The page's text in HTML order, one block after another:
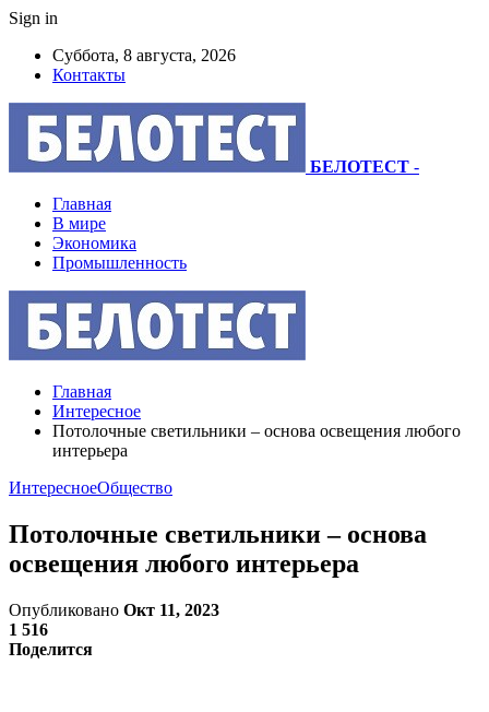
Sign in
Суббота, 8 августа, 2026
Контакты
БЕЛОТЕСТ -
Главная
В мире
Экономика
Промышленность
Главная
Интересное
Потолочные светильники – основа освещения любого
интерьера
ИнтересноеОбщество
Потолочные светильники – основа
освещения любого интерьера
Опубликовано Окт 11, 2023
1 516
Поделится